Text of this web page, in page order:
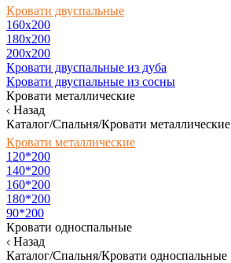
Кровати двуспальные
160х200
180x200
200x200
Кровати двуспальные из дуба
Кровати двуспальные из сосны
Кровати металлические
Назад
Каталог/Спальня/Кровати металлические
Кровати металлические
120*200
140*200
160*200
180*200
90*200
Кровати односпальные
Назад
Каталог/Спальня/Кровати односпальные